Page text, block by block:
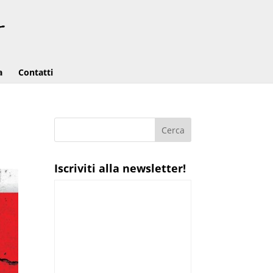
Contatti
Iscriviti alla newsletter!